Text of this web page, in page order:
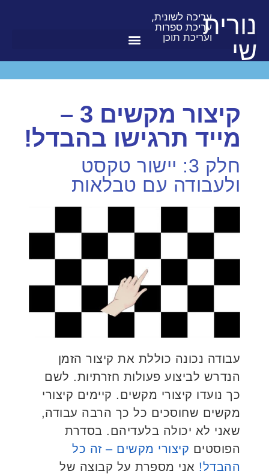
נורית
שי
עריכה לשונית,
עריכת ספרות
ועריכת תוכן
קיצור מקשים 3 –
מייד תרגישו בהבדל!
חלק 3: יישור טקסט
ולעבודה עם טבלאות
עבודה נכונה כוללת את קיצור הזמן
הנדרש לביצוע פעולות חזרתיות. לשם
כך נועדו קיצורי מקשים. קיימים קיצורי
מקשים שחוסכים כל כך הרבה עבודה,
שאני לא יכולה בלעדיהם. בסדרת
הפוסטים קיצורי מקשים – זה כל
ההבדל! אני מספרת על קבוצה של